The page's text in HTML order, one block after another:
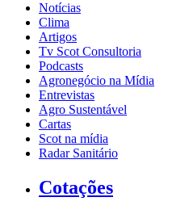
Notícias
Clima
Artigos
Tv Scot Consultoria
Podcasts
Agronegócio na Mídia
Entrevistas
Agro Sustentável
Cartas
Scot na mídia
Radar Sanitário
Cotações